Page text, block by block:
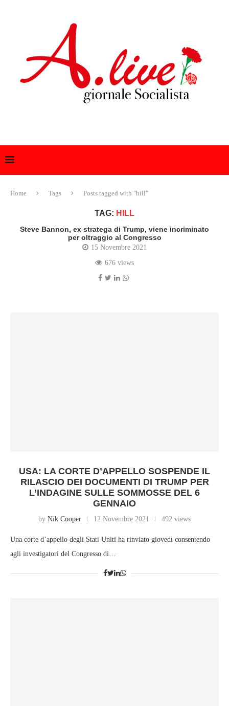
Home Tags Posts tagged with "hill"
TAG: HILL
Steve Bannon, ex stratega di Trump, viene incriminato
per oltraggio al Congresso
15 Novembre 2021
676 views
USA: LA CORTE D’APPELLO SOSPENDE IL
RILASCIO DEI DOCUMENTI DI TRUMP PER
L’INDAGINE SULLE SOMMOSSE DEL 6
GENNAIO
by Nik Cooper 12 Novembre 2021 492 views
Una corte d’appello degli Stati Uniti ha rinviato giovedì consentendo
agli investigatori del Congresso di…